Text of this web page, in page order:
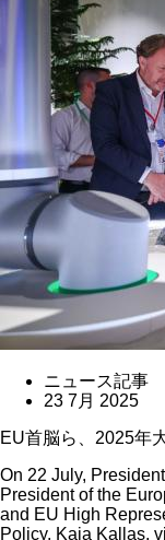
ニュース記事
23 7月 2025
EU首脳ら、2025年
On 22 July,
President of the
and EU High
Policy, Kaja Kallas,